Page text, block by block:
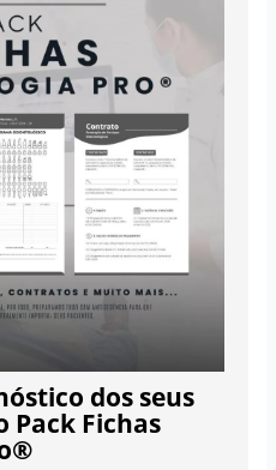
dos seus
Pack Fichas